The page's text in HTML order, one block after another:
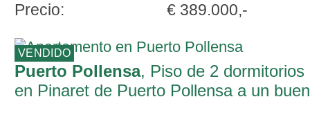
Precio:
€ 389.000,-
VENDIDO
Puerto Pollensa, Piso de 2 dormitorios
en Pinaret de Puerto Pollensa a un buen